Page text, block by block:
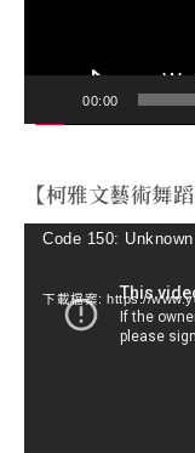
00:00
【柯雅文藝術舞
視Code 150:
下載檔案: https://